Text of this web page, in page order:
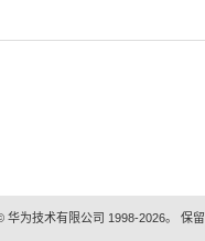
华为技术有限公司 1998-2026。 保